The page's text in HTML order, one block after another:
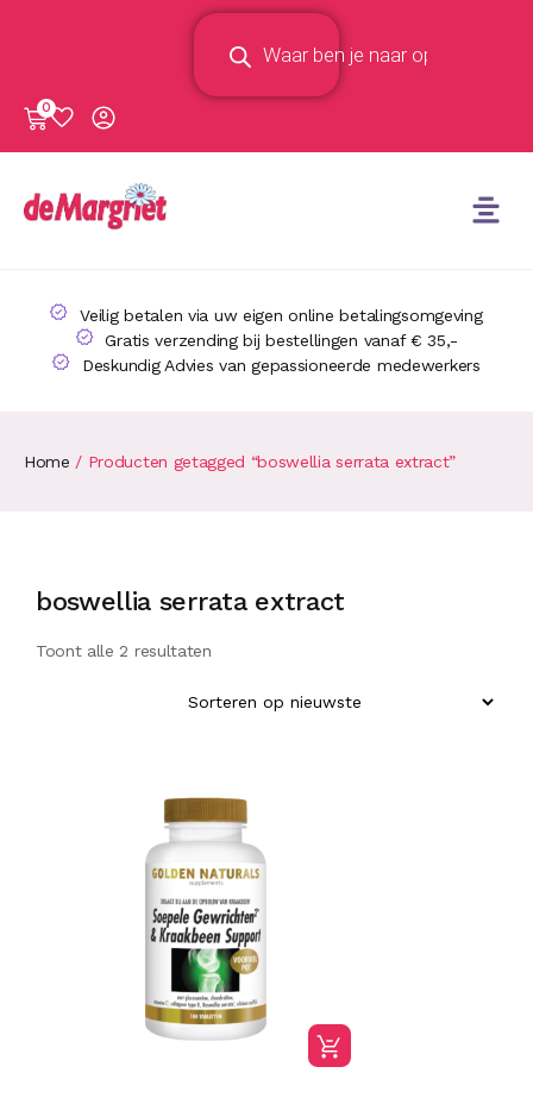
0
Veilig betalen via uw eigen online betalingsomgeving
Gratis verzending bij bestellingen vanaf € 35,-
Deskundig Advies van gepassioneerde medewerkers
Home / Producten getagged “boswellia serrata extract”
boswellia serrata extract
Toont alle 2 resultaten